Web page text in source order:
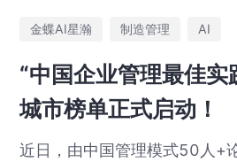
金蝶AI星瀚 制造管理 AI
“中国企业管理最佳实
城市榜单正式启动！
近日，由中国管理模式50人+